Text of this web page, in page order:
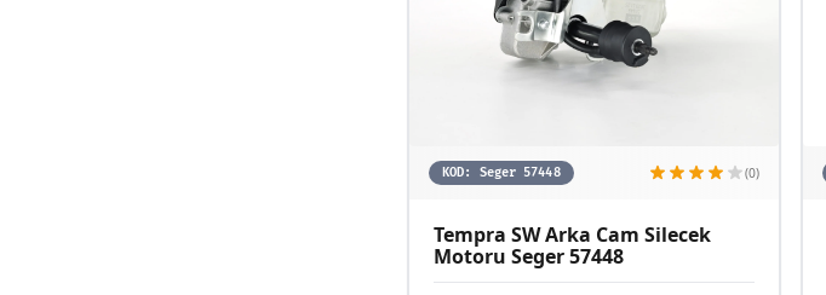
KOD: Seger 57448 (0)
Tempra SW Arka Cam Silecek
Motoru Seger 57448